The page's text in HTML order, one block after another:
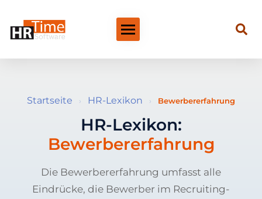
Startseite › HR-Lexikon › Bewerbererfahrung
HR-Lexikon:
Bewerbererfahrung
Die Bewerbererfahrung umfasst alle
Eindrücke, die Bewerber im Recruiting-